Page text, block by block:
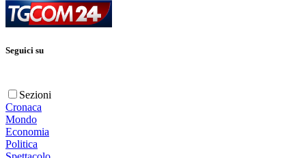
Seguici su
Sezioni
Cronaca
Mondo
Economia
Politica